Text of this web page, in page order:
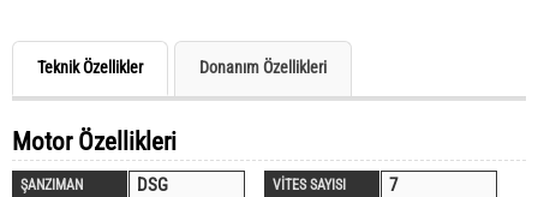
Teknik Özellikler Donanım Özellikleri
Motor Özellikleri
ŞANZIMAN DSG VİTES SAYISI 7